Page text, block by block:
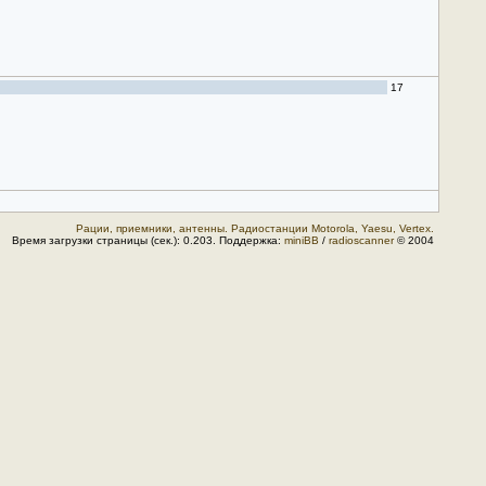
17
Рации, приемники, антенны. Радиостанции Motorola, Yaesu, Vertex.
Время загрузки страницы (сек.): 0.203. Поддержка: miniBB / radioscanner© 2004